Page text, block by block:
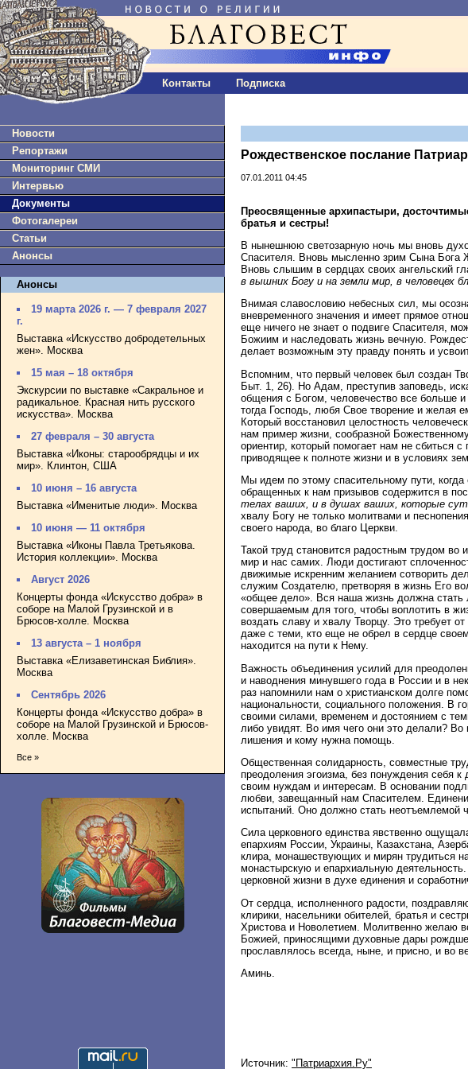
Контакты Подписка
Новости
Репортажи
Мониторинг СМИ
Интервью
Документы
Фотогалереи
Статьи
Анонсы
Анонсы
19 марта 2026 г. — 7 февраля 2027
г.
Выставка «Искусство добродетельных
жен». Москва
15 мая – 18 октября
Экскурсии по выставке «Сакральное и
радикальное. Красная нить русского
искусства». Москва
27 февраля – 30 августа
Выставка «Иконы: старообрядцы и их
мир». Клинтон, США
10 июня – 16 августа
Выставка «Именитые люди». Москва
10 июня — 11 октября
Выставка «Иконы Павла Третьякова.
История коллекции». Москва
Август 2026
Концерты фонда «Искусство добра» в
соборе на Малой Грузинской и в
Брюсов-холле. Москва
13 августа – 1 ноября
Выставка «Елизаветинская Библия».
Москва
Сентябрь 2026
Концерты фонда «Искусство добра» в
соборе на Малой Грузинской и Брюсов-
холле. Москва
Все »
Рождественское послание
07.01.2011 04:45
Преосвященные архипастыри,
братья и сестры!
В нынешнюю светозарную ночь мы вновь
Спасителя. Вновь мысленно зрим Сына Бога
Вновь слышим в сердцах своих ангельский
в вышних Богу и на земли мир, в человецех
Внимая славословию небесных сил, мы
вневременного значения и имеет прямое
еще ничего не знает о подвиге Спасителя,
Божиим и наследовать жизнь вечную.
делает возможным эту правду понять и
Вспомним, что первый человек был создан
Быт. 1, 26). Но Адам, преступив заповедь,
общения с Богом, человечество все больше
тогда Господь, любя Свое творение и желая
Который восстановил целостность
нам пример жизни, сообразной
ориентир, который помогает нам не сбиться с
приводящее к полноте жизни и в условиях
Мы идем по этому спасительному пути,
обращенных к нам призывов содержится в
телах ваших, и в душах ваших, которые
хвалу Богу не только молитвами и
своего народа, во благо Церкви.
Такой труд становится радостным трудом
мир и нас самих. Люди достигают
движимые искренним желанием сотворить
служим Создателю, претворяя в жизнь Его
«общее дело». Вся наша жизнь должна
совершаемым для того, чтобы воплотить в
воздать славу и хвалу Творцу. Это требует
даже с теми, кто еще не обрел в сердце
находится на пути к Нему.
Важность объединения усилий для
и наводнения минувшего года в России и в
раз напомнили нам о христианском долге
национальности, социального положения. В
своими силами, временем и достоянием с
либо увидят. Во имя чего они это делали?
лишения и кому нужна помощь.
Общественная солидарность, совместные
преодоления эгоизма, без понуждения себя
своим нуждам и интересам. В основании
любви, завещанный нам Спасителем.
испытаний. Оно должно стать неотъемлемой
Сила церковного единства явственно
епархиям России, Украины, Казахстана,
клира, монашествующих и мирян трудиться
монастырскую и епархиальную
церковной жизни в духе единения и
От сердца, исполненного радости,
клирики, насельники обителей, братья и
Христова и Новолетием. Молитвенно желаю
Божией, приносящими духовные дары
прославлялось всегда, ныне, и присно, и во
Аминь.
Источник: "Патриархия.Ру"